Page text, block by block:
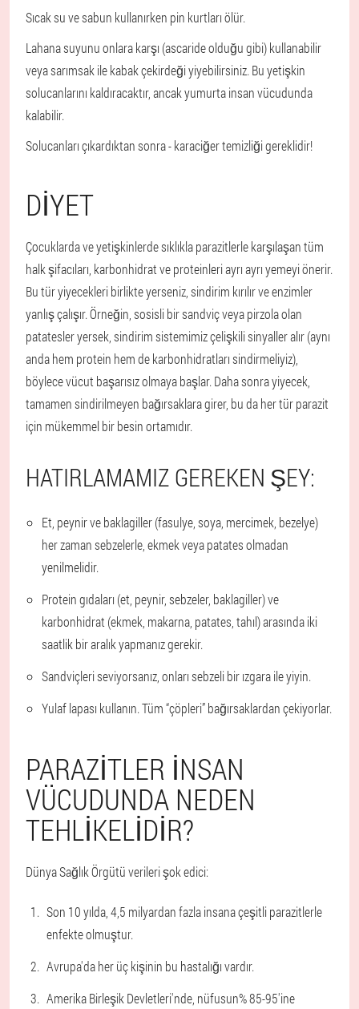
Sıcak su ve sabun kullanırken pin kurtları ölür.
Lahana suyunu onlara karşı (ascaride olduğu gibi) kullanabilir
veya sarımsak ile kabak çekirdeği yiyebilirsiniz. Bu yetişkin
solucanlarını kaldıracaktır, ancak yumurta insan vücudunda
kalabilir.
Solucanları çıkardıktan sonra - karaciğer temizliği gereklidir!
DIYET
Çocuklarda ve yetişkinlerde sıklıkla parazitlerle karşılaşan tüm
halk şifacıları, karbonhidrat ve proteinleri ayrı ayrı yemeyi önerir.
Bu tür yiyecekleri birlikte yerseniz, sindirim kırılır ve enzimler
yanlış çalışır. Örneğin, sosisli bir sandviç veya pirzola olan
patatesler yersek, sindirim sistemimiz çelişkili sinyaller alır (aynı
anda hem protein hem de karbonhidratları sindirmeliyiz),
böylece vücut başarısız olmaya başlar. Daha sonra yiyecek,
tamamen sindirilmeyen bağırsaklara girer, bu da her tür parazit
için mükemmel bir besin ortamıdır.
HATIRLAMAMIZ GEREKEN ŞEY:
Et, peynir ve baklagiller (fasulye, soya, mercimek, bezelye)
her zaman sebzelerle, ekmek veya patates olmadan
yenilmelidir.
Protein gıdaları (et, peynir, sebzeler, baklagiller) ve
karbonhidrat (ekmek, makarna, patates, tahıl) arasında iki
saatlik bir aralık yapmanız gerekir.
Sandviçleri seviyorsanız, onları sebzeli bir ızgara ile yiyin.
Yulaf lapası kullanın. Tüm “çöpleri” bağırsaklardan çekiyorlar.
PARAZITLER INSAN
VÜCUDUNDA NEDEN
TEHLIKELIDIR?
Dünya Sağlık Örgütü verileri şok edici:
Son 10 yılda, 4,5 milyardan fazla insana çeşitli parazitlerle
enfekte olmuştur.
Avrupa'da her üç kişinin bu hastalığı vardır.
Amerika Birleşik Devletleri'nde, nüfusun% 85-95'ine